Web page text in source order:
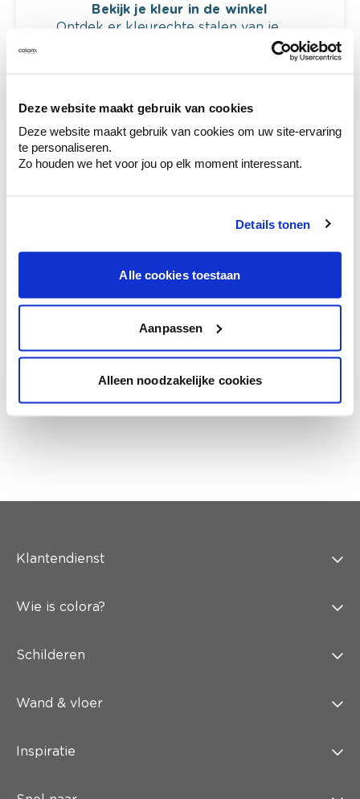
Deze website maakt gebruik van cookies
Deze website maakt gebruik van cookies om uw site-ervaring
te personaliseren.
Zo houden we het voor jou op elk moment interessant.
Details tonen
Alle cookies toestaan
Aanpassen
Alleen noodzakelijke cookies
Bekijk je kleur in de winkel
Ontdek er kleurechte stalen van je
Krijg persoonlijk advies om kleuren te
combineren.
Kleuradvies aan huis
en je meubels.
Krijg ineens een technologische check-up
van je muren.
Klantendienst
Wie is colora?
Schilderen
Wand & vloer
Inspiratie